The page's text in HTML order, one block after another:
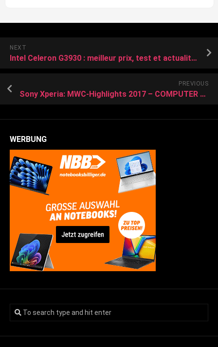
NEXT
Intel Celeron G3930 : meilleur prix, test et actualités
PREVIOUS
Sony Xperia: MWC-Highlights 2017 – COMPUTER BILD
WERBUNG